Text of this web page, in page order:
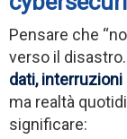
Pensare che
verso il disastro.
dati,
ma realtà
significare: